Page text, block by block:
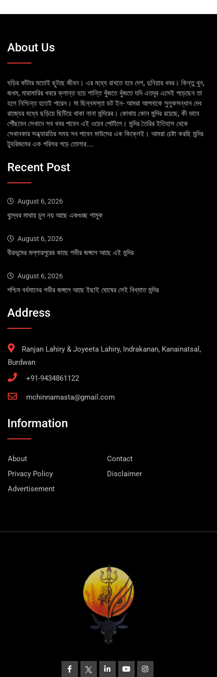
About Us
ঘড়ির কাঁটার মতোই ছুটছে জীবন। এর মধ্যে রাখতে হবে দেশ, দুনিয়ার খবর। কিন্তু খুন,
জখম, মারামারির খবরে ক্লান্ত হয়ে শান্তি খুঁজতে খুঁজতে যদি এতদূর এসেই পড়েছেন তা
হলে নিশ্চিন্ত হতেই পারেন। মা ছিন্নমস্তা ডট ইন- আমরা আপনাকে সুলুকসন্ধান দেব
রাজ্যের মধ্যে ছড়িয়ে ছিটিয়ে থাকা নানা মন্দিরের। কোথায় কোন মন্দির রয়েছে, কী ভাবে
পৌঁছবেন সেখানে সব খবর পাবেন এই ওয়েব পোর্টালে। মন্দির তৈরির ইতিহাস থেকে
সেখানকার সন্ধ্যারতির সময় সব পাবেন মাউসের এক কিক্লেই। আমরা চেষ্টা করছি মন্দির
ট্যুরিজমের এক পরিসর গড়ে তোলার....
Recent Post
August 6, 2026
বুদ্ধের মাথায় চুল নয় আছে একগুচ্ছ শামুক
August 6, 2026
বীরভূমের মল্লারপুরের কাছে গভীর জঙ্গলে আছে এই মন্দির
August 6, 2026
পশ্চিম বর্ধমানের গভীর জঙ্গলে আছে ইছাই ঘোষের সেই বিখ্যাত মন্দির
Address
Ranjan Lahiry & Joyeeta Lahiry, Indrakanan, Kanainatsal,
Burdwan
+91-9434861122
mchinnamasta@gmail.com
Information
About
Contact
Privacy Policy
Disclaimer
Advertisement